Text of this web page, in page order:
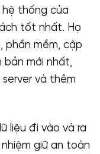
thống của
tốt nhất. Họ
mềm, cập
bản mới nhất,
và thêm
liệu đi vào và ra
giữ an toàn